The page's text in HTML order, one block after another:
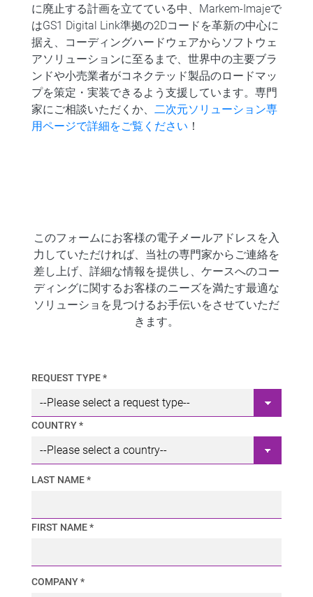
に廃止する計画を立てている中、Markem-Imajeで
はGS1 Digital Link準拠の2Dコードを革新の中心に
据え、コーディングハードウェアからソフトウェ
アソリューションに至るまで、世界中の主要ブラ
ンドや小売業者がコネクテッド製品のロードマッ
プを策定・実装できるよう支援しています。専門
家にご相談いただくか、 二次元ソリューション専
用ページで詳細をご覧ください ！
このフォームにお客様の電子メールアドレスを入
力していただければ、当社の専門家からご連絡を
差し上げ、詳細な情報を提供し、ケースへのコー
ディングに関するお客様のニーズを満たす最適な
ソリューショを見つけるお手伝いをさせていただ
きます。
REQUEST TYPE *
COUNTRY *
LAST NAME *
FIRST NAME *
COMPANY *